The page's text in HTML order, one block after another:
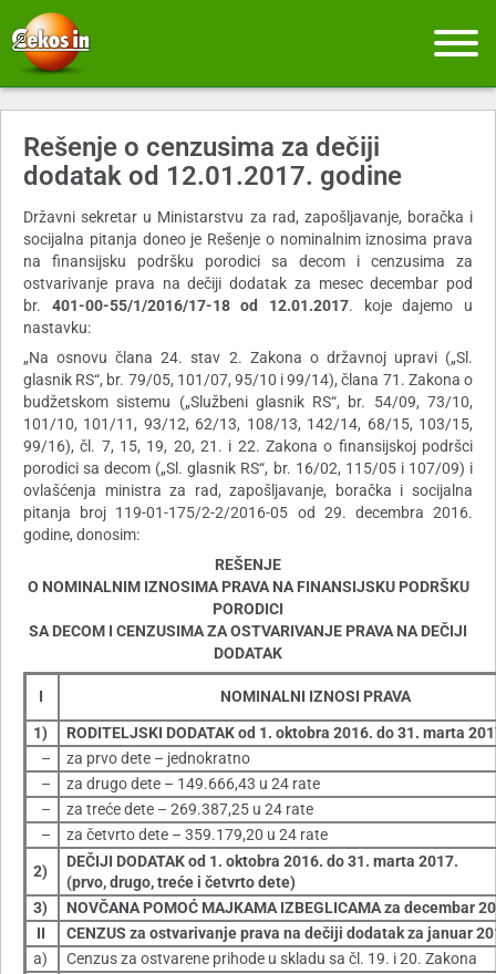
Rešenje o cenzusima za dečiji
dodatak od 12.01.2017. godine
Državni sekretar u Ministarstvu za rad, zapošljavanje, boračka i
socijalna pitanja doneo je Rešenje o nominalnim iznosima prava
na finansijsku podršku porodici sa decom i cenzusima za
ostvarivanje prava na dečiji dodatak za mesec decembar pod
br. 401-00-55/1/2016/17-18od 12.01.2017. koje dajemo u
nastavku:
„Na osnovu člana 24. stav 2. Zakona o državnoj upravi („Sl.
glasnik RS“, br. 79/05, 101/07, 95/10 i 99/14), člana 71. Zakona o
budžetskom sistemu („Službeni glasnik RS“, br. 54/09, 73/10,
101/10, 101/11, 93/12, 62/13, 108/13, 142/14, 68/15, 103/15,
99/16), čl. 7, 15, 19, 20, 21. i 22. Zakona o finansijskoj podršci
porodici sa decom („Sl. glasnik RS“, br. 16/02, 115/05 i 107/09) i
ovlašćenja ministra za rad, zapošljavanje, boračka i socijalna
pitanja broj 119-01-175/2-2/2016-05 od 29. decembra 2016.
godine, donosim:
REŠENJE
O NOMINALNIM IZNOSIMA PRAVA NA FINANSIJSKU PODRŠKU
PORODICI
SA DECOM I CENZUSIMA ZA OSTVARIVANJE PRAVA NA DEČIJI
DODATAK
I NOMINALNI IZNOSI PRAVA
1)
RODITELJSKI DODATAK od 1. oktobra 2016. do 31. marta
–
za prvo dete – jednokratno
–
za drugo dete – 149.666,43 u 24 rate
–
za treće dete – 269.387,25 u 24 rate
–
za četvrto dete – 359.179,20 u 24 rate
2)
DEČIJI DODATAKod 1. oktobra 2016. do 31. marta 2017.
(prvo, drugo, treće i četvrto dete)
3)
NOVČANA POMOĆ MAJKAMA IZBEGLICAMA za decembar
II
CENZUS za ostvarivanje prava na dečiji dodatak za januar
a)
Cenzus za ostvarene prihode u skladu sa čl. 19. i 20. Zakona